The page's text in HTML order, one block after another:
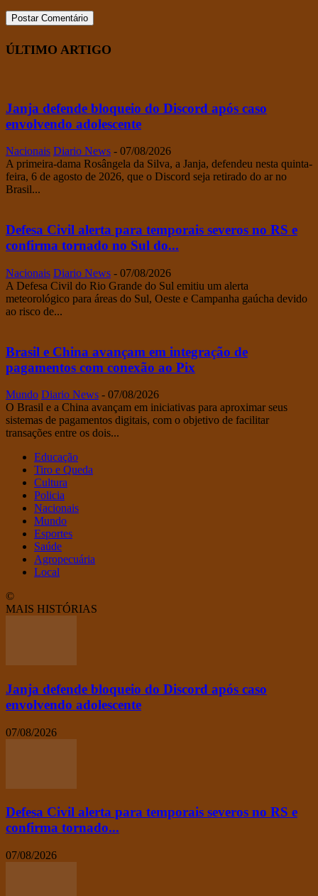
ÚLTIMO ARTIGO
Janja defende bloqueio do Discord após caso
envolvendo adolescente
Nacionais Diario News - 07/08/2026
A primeira-dama Rosângela da Silva, a Janja, defendeu nesta quinta-
feira, 6 de agosto de 2026, que o Discord seja retirado do ar no
Brasil...
Defesa Civil alerta para temporais severos no RS e
confirma tornado no Sul do...
Nacionais Diario News - 07/08/2026
A Defesa Civil do Rio Grande do Sul emitiu um alerta
meteorológico para áreas do Sul, Oeste e Campanha gaúcha devido
ao risco de...
Brasil e China avançam em integração de
pagamentos com conexão ao Pix
Mundo Diario News - 07/08/2026
O Brasil e a China avançam em iniciativas para aproximar seus
sistemas de pagamentos digitais, com o objetivo de facilitar
transações entre os dois...
Educação
Tiro e Queda
Cultura
Policia
Nacionais
Mundo
Esportes
Saúde
Agropecuária
Local
©
MAIS HISTÓRIAS
Janja defende bloqueio do Discord após caso
envolvendo adolescente
07/08/2026
Defesa Civil alerta para temporais severos no RS e
confirma tornado...
07/08/2026